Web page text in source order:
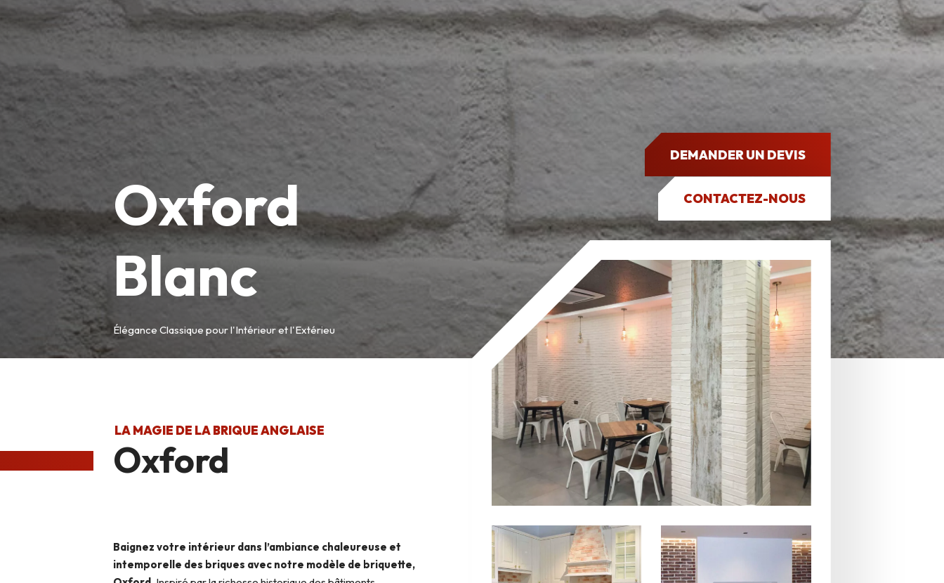
Oxford
Blanc
Élégance Classique pour l'Intérieur et l'Extérieu
LA MAGIE DE LA BRIQUE ANGLAISE
Oxford
Baignez votre intérieur dans l’ambiance chaleureuse et
intemporelle des briques avec notre modèle de briquette,
DEMANDER UN DEVIS
CONTACTEZ-NOUS